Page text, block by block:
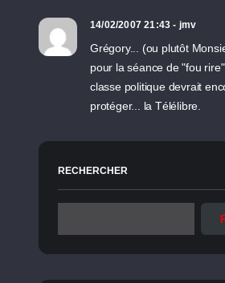
14/02/2007 21:43 - jmv
Grégory... (ou plutôt
pour la séance de "fou
classe politique devrait
protéger... la Télélibre.
RECHERCHER